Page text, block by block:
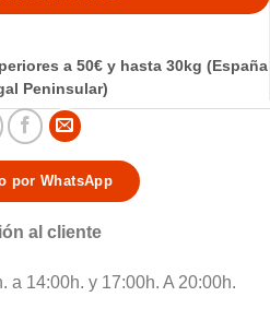
a 50€ y hasta 30kg (España
Peninsular)
por WhatsApp
al cliente
a 14:00h. y 17:00h. A 20:00h.